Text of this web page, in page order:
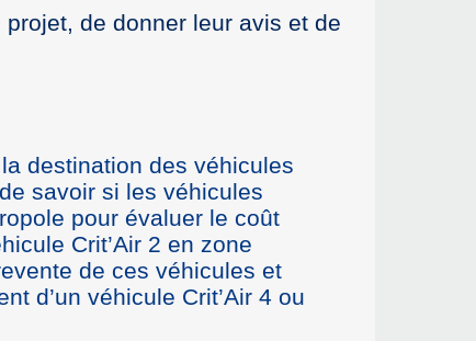
de donner leur avis et de
destination des véhicules
savoir si les véhicules
pour évaluer le coût
Crit’Air 2 en zone
de ces véhicules et
d’un véhicule Crit’Air 4 ou